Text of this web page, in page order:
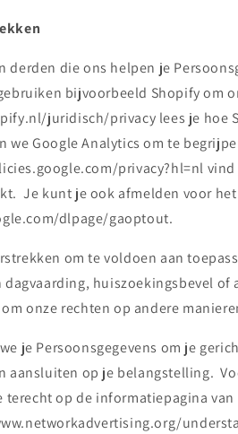
derden die ons helpen je
bijvoorbeeld Shopify om
juridisch/privacy lees je hoe
we Google Analytics om te
privacy?hl=nl
Je kunt je ook afmelden voor
dlpage/gaoptout.
om te voldoen aan
dagvaarding, huiszoekingsbevel of
onze rechten op andere
je Persoonsgegevens om je
aansluiten op je belangstelling.
op de informatiepagina